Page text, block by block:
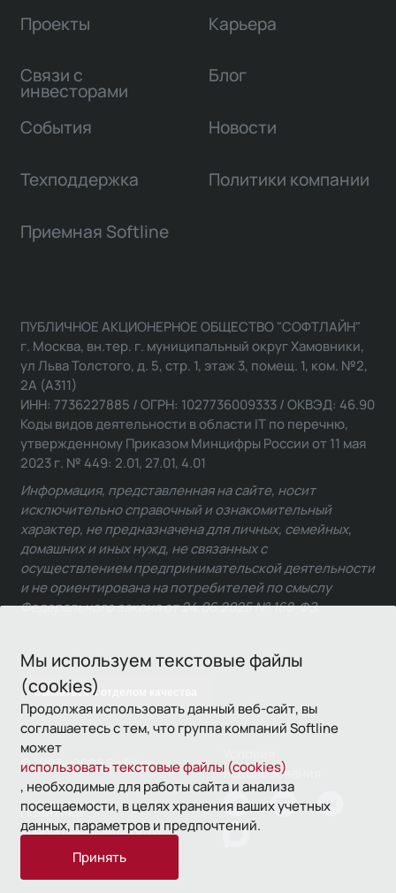
Мы используем текстовые файлы
(cookies)
Продолжая использовать данный веб-сайт, вы
соглашаетесь с тем, что группа компаний Softline
может
использовать текстовые файлы (cookies)
, необходимые для работы сайта и анализа
посещаемости, в целях хранения ваших учетных
данных, параметров и предпочтений.
Принять
Проекты
Связи с
инвесторами
Карьера
Блог
События Новости
Техподдержка Политики компании
Приемная Softline
Связаться с отделом качества
ПУБЛИЧНОЕ АКЦИОНЕРНОЕ ОБЩЕСТВО "СОФТЛАЙН"
г. Москва, вн.тер. г. муниципальный округ Хамовники,
ул Льва Толстого, д. 5, стр. 1, этаж 3, помещ. 1, ком. №2,
2А (А311)
ИНН: 7736227885 / ОГРН: 1027736009333 / ОКВЭД: 46.90
Коды видов деятельности в области IT по перечню,
утвержденному Приказом Минцифры России от 11 мая
2023 г. № 449: 2.01, 27.01, 4.01
Информация, представленная на сайте, носит
исключительно справочный и ознакомительный
характер, не предназначена для личных, семейных,
домашних и иных нужд, не связанных с
осуществлением предпринимательской деятельности
и не ориентирована на потребителей по смыслу
Федерального закона от 24.06.2025 № 168-ФЗ.
© 1993—2026 Softline
использования
Политика
конфиденциальности